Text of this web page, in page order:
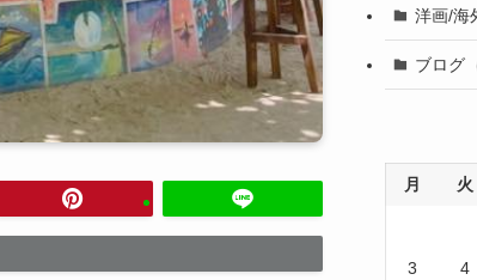
洋画/海
ブログ
月 火
3 4